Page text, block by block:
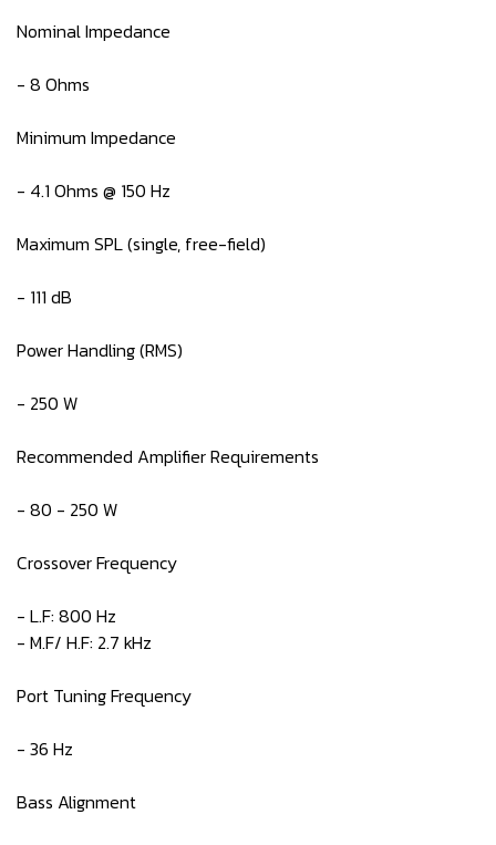
Nominal Impedance
- 8 Ohms
Minimum Impedance
- 4.1 Ohms @ 150 Hz
Maximum SPL (single, free-field)
- 111 dB
Power Handling (RMS)
- 250 W
Recommended Amplifier Requirements
- 80 - 250 W
Crossover Frequency
- L.F: 800 Hz
- M.F/ H.F: 2.7 kHz
Port Tuning Frequency
- 36 Hz
Bass Alignment